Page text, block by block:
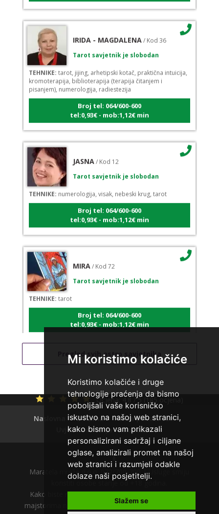
Mi koristimo kolačiće
Koristimo kolačiće i druge
tehnologije praćenja da bismo
poboljšali vaše korisničko
iskustvo na našoj web stranici,
kako bismo vam prikazali
personalizirani sadržaj i ciljane
oglase, analizirali promet na našoj
web stranici i razumjeli odakle
dolaze naši posjetitelji.
Slažem se
TEHNIKE:tarot, jijing, arhetipski kotač, praktična intuicija,
kromoterapija, biblioterapija (terapija čitanjem i
pisanjem), numerologija, radiestezija
Broj tel: 064/600-600
tel:0,93€ - mob:1,12€ min
TEHNIKE:numerologija, visak, nebeski krug, tarot
Broj tel: 064/600-600
tel:0,93€ - mob:1,12€ min
TEHNIKE:tarot
Broj tel: 064/600-600
tel:0,93€ - mob:1,12€ min
EVITA/ Kod 52
Tarot savjetnik je slobodan
TEHNIKE: tarot
Broj tel: 064/600-600
tel:0,93€ - mob:1,12€ min
VERICA
/ Kod 35
TEHNIKE:
Pregled svih astro savjetnika
Ocjena:
4.8 / 5 (185 ocjena)
Naslovna
O nama
Polica privatnosti
Uvjeti korištenja
Kontakt
Maratela mreže d.o.o. 072/700-700 | Usluge smiju
koristiti osobe starije od +18 godina.
Kako biste razgovarali sa tarot savjetnicima i tarot
majstorima nakon poziva na 064 tarot liniju odaberite